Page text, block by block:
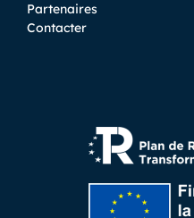
Partenaires
Contacter